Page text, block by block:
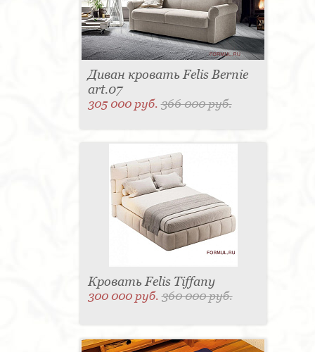
Диван кровать Felis Bernie
art.07
305 000 руб.366 000 руб.
Кровать Felis Tiffany
300 000 руб.360 000 руб.